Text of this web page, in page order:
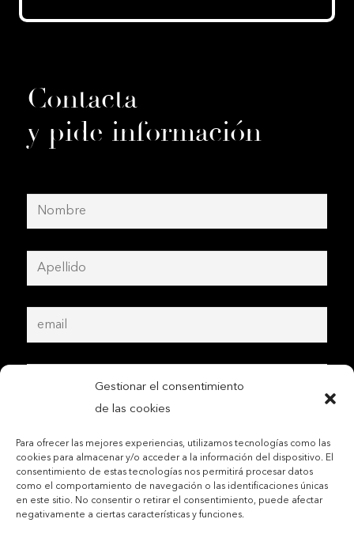
Gestionar el consentimiento
de las cookies
Para ofrecer las mejores experiencias, utilizamos tecnologías como las
cookies para almacenar y/o acceder a la información del dispositivo. El
consentimiento de estas tecnologías nos permitirá procesar datos
como el comportamiento de navegación o las identificaciones únicas
en este sitio. No consentir o retirar el consentimiento, puede afectar
negativamente a ciertas características y funciones.
Contacta
y pide información